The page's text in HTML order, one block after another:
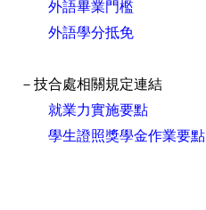
外語畢業門檻
外語學分抵免
－技合處相關規定連結
就業力實施要點
學生證照獎學金作業要點